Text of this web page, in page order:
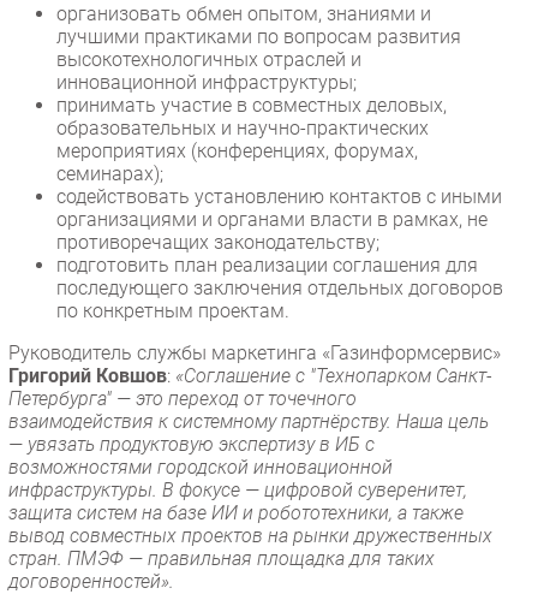
организовать обмен опытом, знаниями и
лучшими практиками по вопросам развития
высокотехнологичных отраслей и
инновационной инфраструктуры;
принимать участие в совместных деловых,
образовательных и научно-практических
мероприятиях (конференциях, форумах,
семинарах);
содействовать установлению контактов с иными
организациями и органами власти в рамках, не
противоречащих законодательству;
подготовить план реализации соглашения для
последующего заключения отдельных договоров
по конкретным проектам.
Руководитель службы маркетинга «Газинформсервис»
Григорий Ковшов: «Соглашение с "Технопарком Санкт-
Петербурга" — это переход от точечного
взаимодействия к системному партнёрству. Наша цель
— увязать продуктовую экспертизу в ИБ с
возможностями городской инновационной
инфраструктуры. В фокусе — цифровой суверенитет,
защита систем на базе ИИ и робототехники, а также
вывод совместных проектов на рынки дружественных
стран. ПМЭФ — правильная площадка для таких
договоренностей».